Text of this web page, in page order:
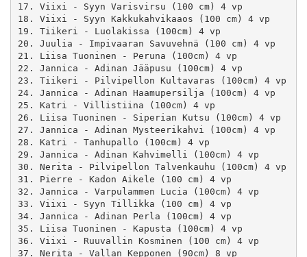
17. Viixi - Syyn Varisvirsu (100 cm) 4 vp
18. Viixi - Syyn Kakkukahvikaaos (100 cm) 4 vp
19. Tiikeri - Luolakissa (100cm) 4 vp
20. Juulia - Impivaaran Savuvehnä (100 cm) 4 vp
21. Liisa Tuoninen - Peruna (100cm) 4 vp
22. Jannica - Adinan Jääpusu (100cm) 4 vp
23. Tiikeri - Pilvipellon Kultavaras (100cm) 4 vp
24. Jannica - Adinan Haamupersilja (100cm) 4 vp
25. Katri - Villistiina (100cm) 4 vp
26. Liisa Tuoninen - Siperian Kutsu (100cm) 4 vp
27. Jannica - Adinan Mysteerikahvi (100cm) 4 vp
28. Katri - Tanhupallo (100cm) 4 vp
29. Jannica - Adinan Kahvimelli (100cm) 4 vp
30. Nerita - Pilvipellon Talvenkauhu (100cm) 4 vp
31. Pierre - Kadon Aikele (100 cm) 4 vp
32. Jannica - Varpulammen Lucia (100cm) 4 vp
33. Viixi - Syyn Tillikka (100 cm) 4 vp
34. Jannica - Adinan Perla (100cm) 4 vp
35. Liisa Tuoninen - Kapusta (100cm) 4 vp
36. Viixi - Ruuvallin Kosminen (100 cm) 4 vp
37. Nerita - Vallan Kepponen (90cm) 8 vp